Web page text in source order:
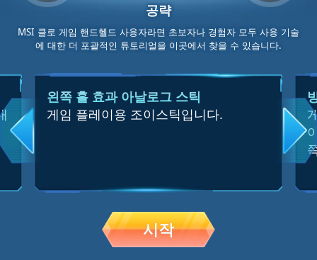
공략
MSI 클로 게임 핸드헬드 사용자라면 초보자나 경험자 모두 사용 기술
에 대한 더 포괄적인 튜토리얼을 이곳에서 찾을 수 있습니다.
왼쪽 홀 효과 아날로그 스틱
게임 플레이용 조이스틱입니다.
시작